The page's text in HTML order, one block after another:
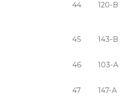
44 120-B
45 143-B
46 103-A
47 147-A